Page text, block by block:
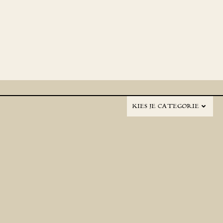
KIES JE CATEGORIE